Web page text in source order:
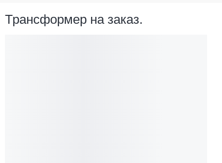
Трансформер на заказ.